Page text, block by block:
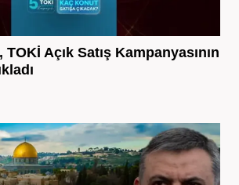
Açık Satış Kampanyasının